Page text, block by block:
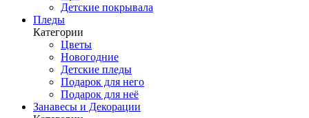
Детские покрывала
Пледы
Категории
Цветы
Новогодние
Детские пледы
Подарок для него
Подарок для неё
Занавесы и Декорации